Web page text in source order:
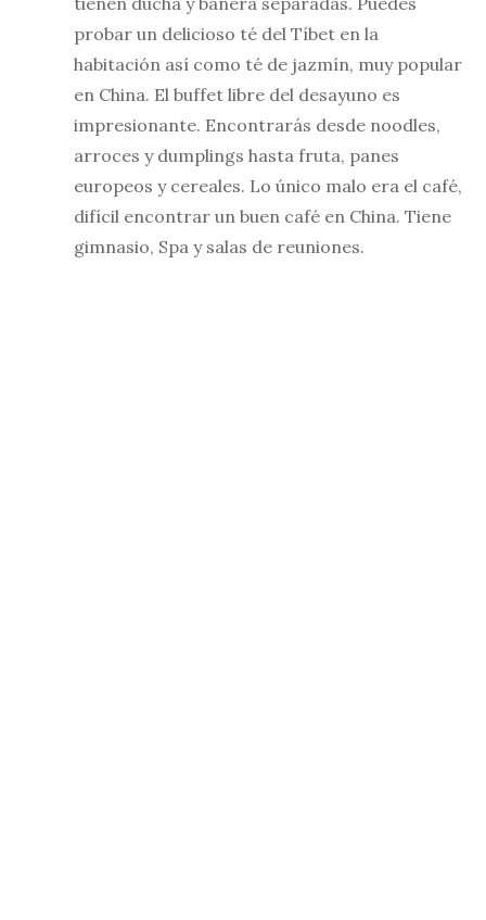
probar un delicioso té del Tíbet en la
habitación así como té de jazmín, muy popular
en China. El buffet libre del desayuno es
impresionante. Encontrarás desde noodles,
arroces y dumplings hasta fruta, panes
europeos y cereales. Lo único malo era el café,
difícil encontrar un buen café en China. Tiene
gimnasio, Spa y salas de reuniones.